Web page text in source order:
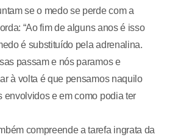
se o medo se perde com a
“Ao fim de alguns anos é isso
é substituído pela adrenalina.
passam e nós paramos e
à volta é que pensamos naquilo
envolvidos e em como podia ter
compreende a tarefa ingrata da